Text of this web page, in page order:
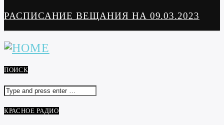
РАСПИСАНИЕ ВЕЩАНИЯ НА 09.03.2023
ПОИСК
КРАСНОЕ РАДИО